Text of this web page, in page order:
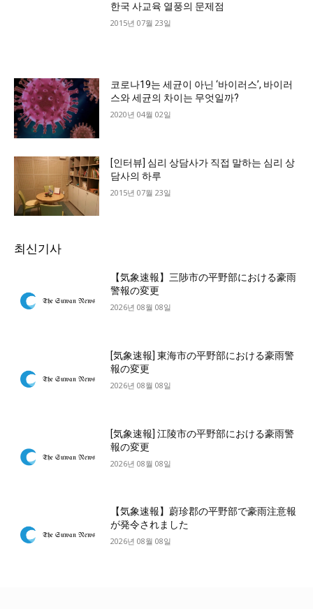
한국 사교육 열풍의 문제점
2015년 07월 23일
코로나19는 세균이 아닌 ‘바이러스’, 바이러
스와 세균의 차이는 무엇일까?
2020년 04월 02일
[인터뷰] 심리 상담사가 직접 말하는 심리 상
담사의 하루
2015년 07월 23일
최신기사
【気象速報】三陟市の平野部における豪雨
警報の変更
2026년 08월 08일
[気象速報] 東海市の平野部における豪雨警
報の変更
2026년 08월 08일
[気象速報] 江陵市の平野部における豪雨警
報の変更
2026년 08월 08일
【気象速報】蔚珍郡の平野部で豪雨注意報
が発令されました
2026년 08월 08일